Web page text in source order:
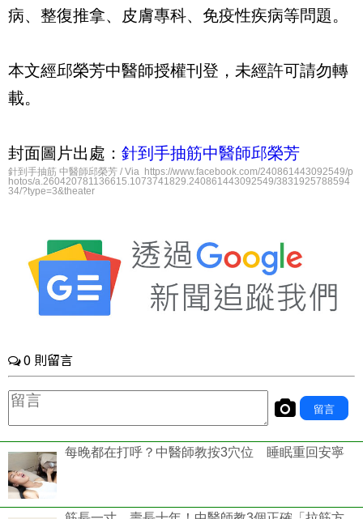
病、整復推拿、皮膚專科、免疫性疾病等問題。
本文經邱榮芳中醫師授權刊登，未經許可請勿轉
載。
封面圖片出處： 針到手抽筋中醫師邱榮芳
針到手抽筋 中醫師邱榮芳 / Via https://www.facebook.com/240861443092549/p
hotos/a.260420781136615.1073741829.240861443092549/3831925788594
34/?type=3&theater
每晚都在打呼？中醫師教按3穴位 睡眠重回安寧